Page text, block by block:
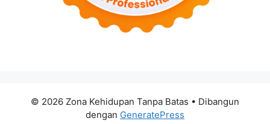
© 2026 Zona Kehidupan Tanpa Batas • Dibangun
dengan GeneratePress